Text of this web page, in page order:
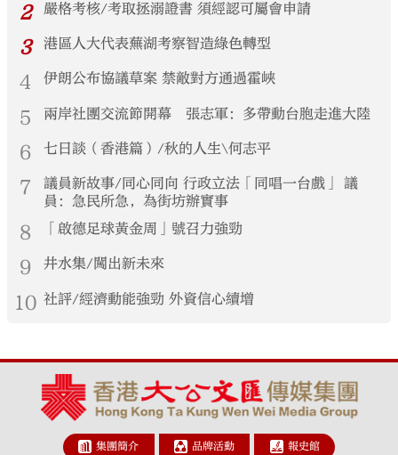
2 嚴格考核/考取拯溺證書 須經認可屬會申請
3 港區人大代表蕪湖考察智造綠色轉型
4 伊朗公布協議草案 禁敵對方通過霍峽
5 兩岸社團交流節開幕 張志軍：多帶動台胞走進大陸
6 七日談（香港篇）/秋的人生\何志平
7
議員新故事/同心同向 行政立法「同唱一台戲」 議
員：急民所急，為街坊辦實事
8 「啟德足球黃金周」號召力強勁
9 井水集/闖出新未來
10 社評/經濟動能強勁 外資信心續增
集團簡介 品牌活動 報史館